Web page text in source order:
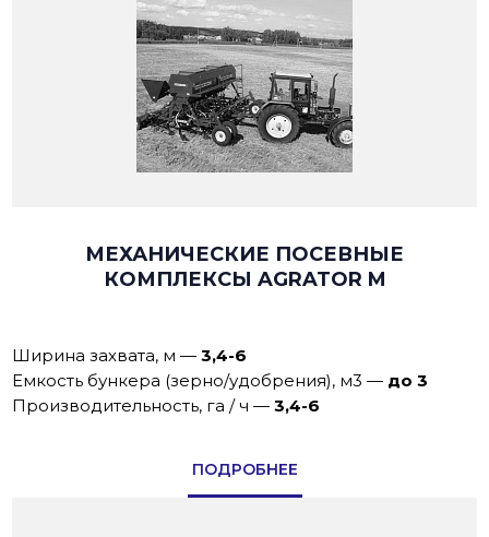
МЕХАНИЧЕСКИЕ ПОСЕВНЫЕ
КОМПЛЕКСЫ AGRATOR M
Ширина захвата, м —3,4-6
Емкость бункера (зерно/удобрения), м3 — до 3
Производительность, га / ч —3,4-6
ПОДРОБНЕЕ